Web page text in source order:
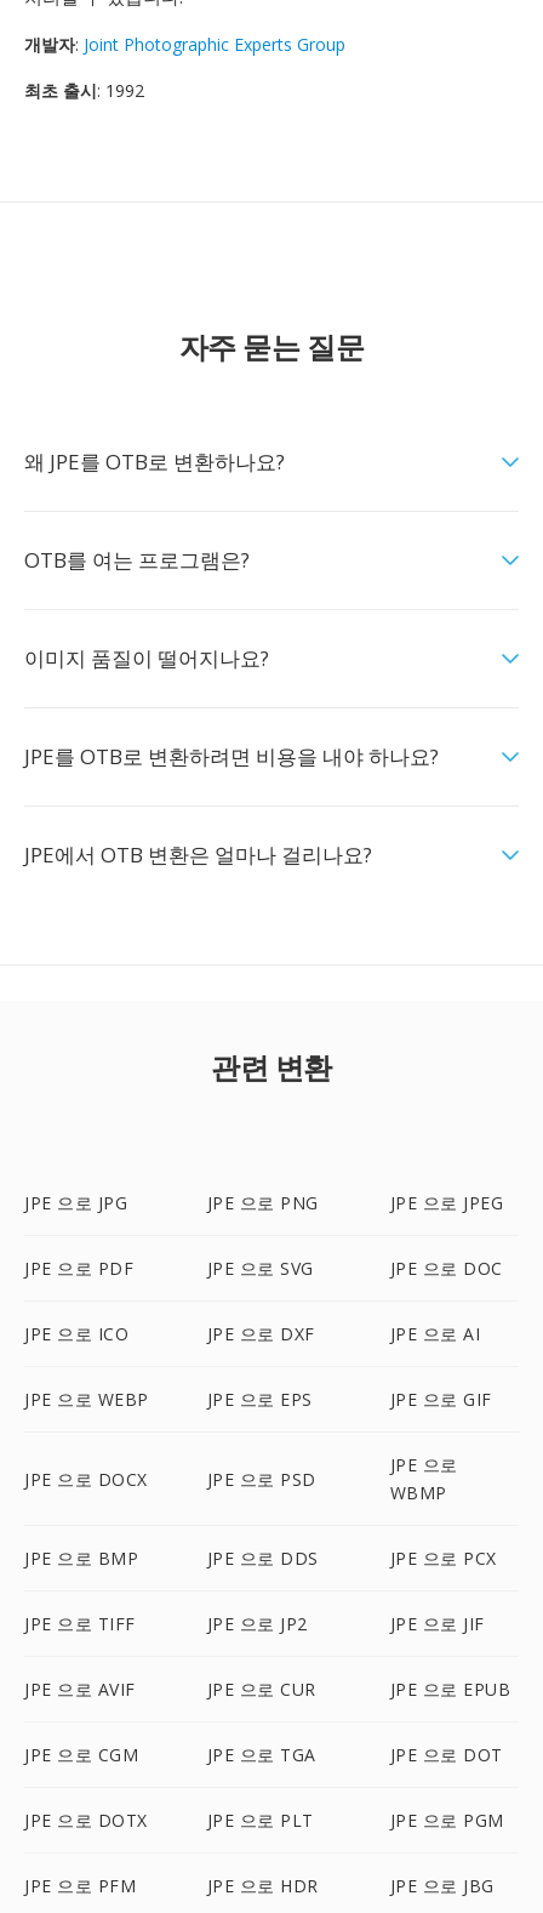
개발자: Joint Photographic Experts Group
최초 출시: 1992
자주 묻는 질문
왜 JPE를 OTB로 변환하나요?
OTB를 여는 프로그램은?
이미지 품질이 떨어지나요?
JPE를 OTB로 변환하려면 비용을 내야 하나요?
JPE에서 OTB 변환은 얼마나 걸리나요?
관련 변환
JPE 으로 JPG JPE 으로 PNG JPE 으로 JPEG
JPE 으로 PDF JPE 으로 SVG JPE 으로 DOC
JPE 으로 ICO JPE 으로 DXF JPE 으로 AI
JPE 으로 WEBP JPE 으로 EPS JPE 으로 GIF
JPE 으로 DOCX JPE 으로 PSD
JPE 으로
WBMP
JPE 으로 BMP JPE 으로 DDS JPE 으로 PCX
JPE 으로 TIFF JPE 으로 JP2 JPE 으로 JIF
JPE 으로 AVIF JPE 으로 CUR JPE 으로 EPUB
JPE 으로 CGM JPE 으로 TGA JPE 으로 DOT
JPE 으로 DOTX JPE 으로 PLT JPE 으로 PGM
JPE 으로 PFM JPE 으로 HDR JPE 으로 JBG